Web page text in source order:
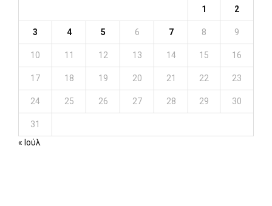
1 2
3 4 5 6 7 8 9
10 11 12 13 14 15 16
17 18 19 20 21 22 23
24 25 26 27 28 29 30
31
« Ιούλ